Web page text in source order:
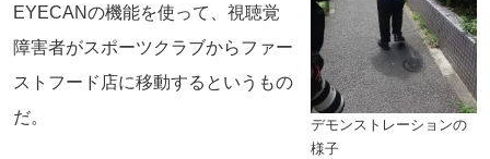
デモンストレーションの
様子
EYECANの機能を使って、視聴覚
障害者がスポーツクラブからファー
ストフード店に移動するというもの
だ。